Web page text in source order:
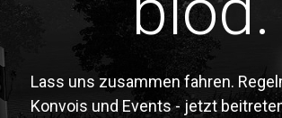
Lass uns zusammen fahren.
Konvois und Events - jetzt